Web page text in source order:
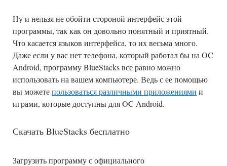
Ну и нельзя не обойти стороной интерфейс этой
программы, так как он довольно понятный и приятный.
Что касается языков интерфейса, то их весьма много.
Даже если у вас нет телефона, который работал бы на OC
Android, программу BlueStacks все равно можно
использовать на вашем компьютере. Ведь с ее помощью
вы можетепользоваться различными приложениями и
играми, которые доступны для OC Android.
Скачать BlueStacks бесплатно
Загрузить программу с официального